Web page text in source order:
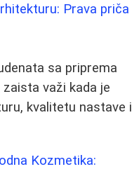
Prava priča
sa priprema
važi kada je
kvalitetu nastave i
Kozmetika: